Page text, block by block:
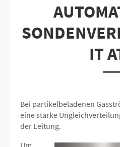
IT
Bei partikelbeladenen
eine starke
der Leitung.
Um